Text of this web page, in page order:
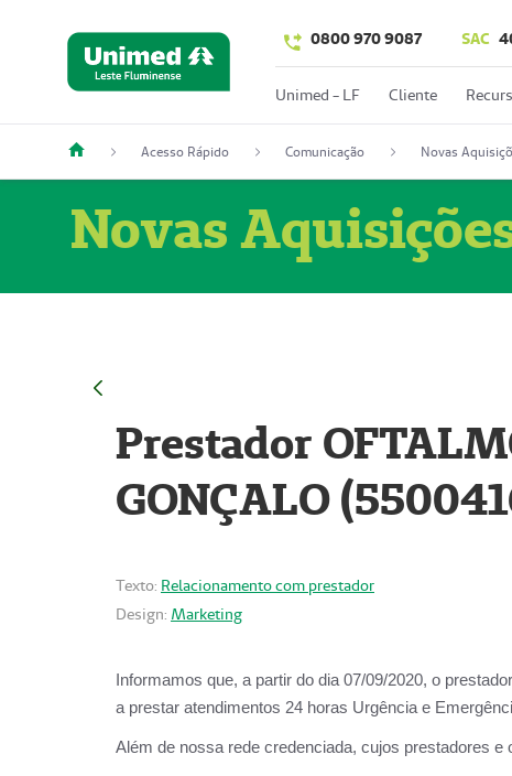
0800 970 9087 SAC
Unimed - LF Cliente
Acesso Rápido Comunicação Novas
Novas
Prestador
GONÇALO
Texto: Relacionamento com prestador
Design: Marketing
Informamos que, a partir do dia 07/09/2020, o
a prestar atendimentos 24 horas Urgência e
Além de nossa rede credenciada, cujos prestadores